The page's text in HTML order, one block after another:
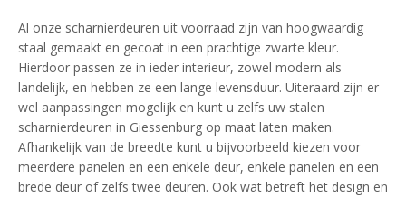
Al onze scharnierdeuren uit voorraad zijn van hoogwaardig
staal gemaakt en gecoat in een prachtige zwarte kleur.
Hierdoor passen ze in ieder interieur, zowel modern als
landelijk, en hebben ze een lange levensduur. Uiteraard zijn er
wel aanpassingen mogelijk en kunt u zelfs uw stalen
scharnierdeuren in Giessenburg op maat laten maken.
Afhankelijk van de breedte kunt u bijvoorbeeld kiezen voor
meerdere panelen en een enkele deur, enkele panelen en een
brede deur of zelfs twee deuren. Ook wat betreft het design en